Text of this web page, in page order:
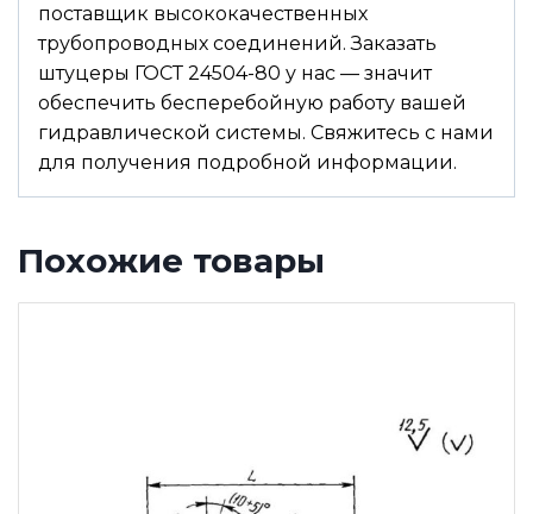
поставщик высококачественных
трубопроводных соединений. Заказать
штуцеры ГОСТ 24504-80 у нас — значит
обеспечить бесперебойную работу вашей
гидравлической системы. Свяжитесь с нами
для получения подробной информации.
Похожие товары